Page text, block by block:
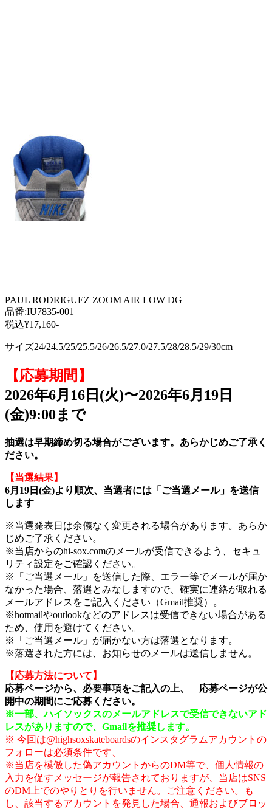
PAUL RODRIGUEZ ZOOM AIR LOW DG
品番:IU7835-001
税込¥17,160-
サイズ24/24.5/25/25.5/26/26.5/27.0/27.5/28/28.5/29/30cm
【応募期間】
2026年6月16日(火)〜2026年6月19日
(金)9:00まで
抽選は早期締め切る場合がございます。あらかじめご了承く
ださい。
【当選結果】
6月19 日(金)より順次、当選者には「ご当選メール」を送信
します
※当選発表日は余儀なく変更される場合があります。あらか
じめご了承ください。
※当店からのhi-sox.comのメールが受信できるよう、セキュ
リティ設定をご確認ください。
※「ご当選メール」を送信した際、エラー等でメールが届か
なかった場合、落選とみなしますので、確実に連絡が取れる
メールアドレスをご記入ください（Gmail推奨）。
※hotmailやoutlookなどのアドレスは受信できない場合がある
ため、使用を避けてください。
※「ご当選メール」が届かない方は落選となります。
※落選された方には、お知らせのメールは送信しません。
【応募方法について】
応募ページから、必要事項をご記入の上、 応募ページが公
開中の期間にご応募ください。
※一部、ハイソックスのメールアドレスで受信できないアド
レスがありますので、Gmailを推奨します。
※ 今回は@highsoxskateboardsのインスタグラムアカウントの
フォローは必須条件です、
※当店を模倣した偽アカウントからのDM等で、個人情報の
入力を促すメッセージが報告されておりますが、当店はSNS
のDM上でのやりとりを行いません。ご注意ください。も
し、該当するアカウントを発見した場合、通報およびブロッ